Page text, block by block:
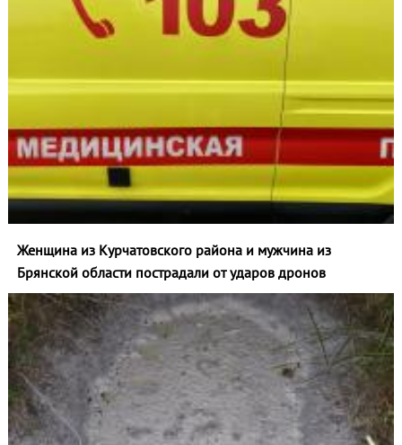
Женщина из Курчатовского района и мужчина из
Брянской области пострадали от ударов дронов